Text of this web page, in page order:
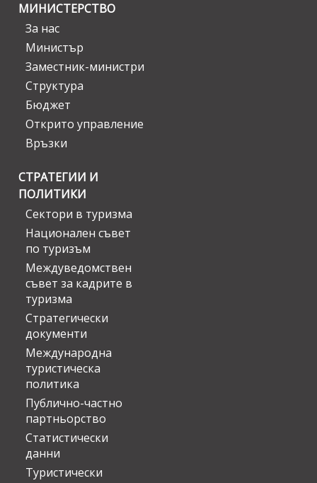
МИНИСТЕРСТВО
За нас
Министър
Заместник-министри
Структура
Бюджет
Открито управление
Връзки
СТРАТЕГИИ И
ПОЛИТИКИ
Сектори в туризма
Национален съвет
по туризъм
Междуведомствен
съвет за кадрите в
туризма
Стратегически
документи
Международна
туристическа
политика
Публично-частно
партньорство
Статистически
данни
Туристически